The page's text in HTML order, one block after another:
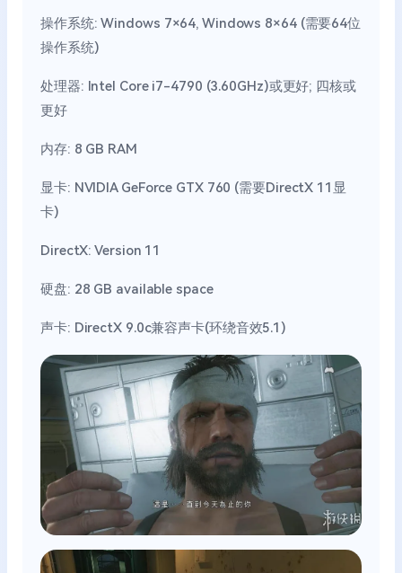
操作系统: Windows 7×64, Windows 8×64 (需要64位
操作系统)
处理器: Intel Core i7-4790 (3.60GHz)或更好; 四核或
更好
内存: 8 GB RAM
显卡: NVIDIA GeForce GTX 760 (需要DirectX 11显
卡)
DirectX: Version 11
硬盘: 28 GB available space
声卡: DirectX 9.0c兼容声卡(环绕音效5.1)